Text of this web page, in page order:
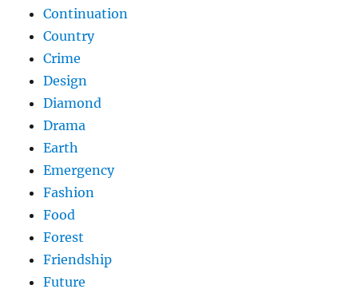
Continuation
Country
Crime
Design
Diamond
Drama
Earth
Emergency
Fashion
Food
Forest
Friendship
Future